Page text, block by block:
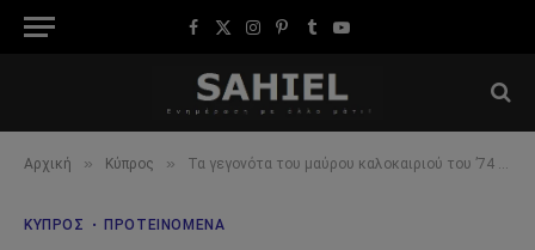
Facebook
X
Instagram
Pinterest
TumblrYouTube
Αρχική » Κύπρος » Τα γεγονότα του μαύρου καλοκαιριού του ’74 μέσα από βρετανικά και αμερικανικά έγγραφα. Μόνο με… γενική σφαγή των Ελλήνων – Όχι Κάλλαχαν σε κάλυψη ελληνικών – Δεν διαψεύσθηκε ο Κίσινγκερ
ΚΎΠΡΟΣ ΠΡΟΤΕΙΝΌΜΕΝΑ